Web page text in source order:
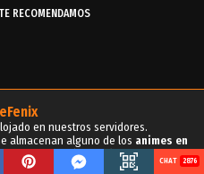
RECOMENDAMOS
en nuestros servidores.
almacenan alguno de los animes en
y demás propósitos.
2876